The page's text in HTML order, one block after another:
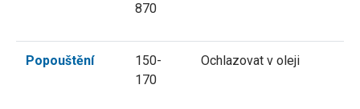
870
Popouštění
150-
170
Ochlazovat v oleji